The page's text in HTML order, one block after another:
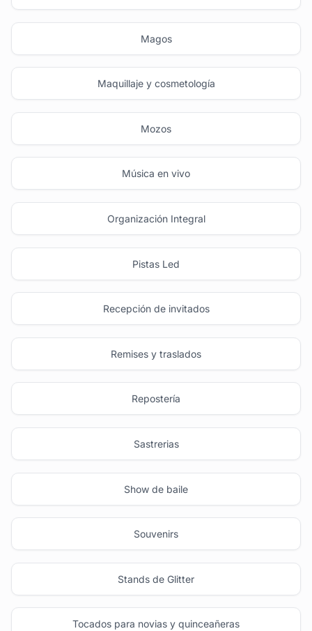
Magos
Maquillaje y cosmetología
Mozos
Música en vivo
Organización Integral
Pistas Led
Recepción de invitados
Remises y traslados
Repostería
Sastrerias
Show de baile
Souvenirs
Stands de Glitter
Tocados para novias y quinceañeras